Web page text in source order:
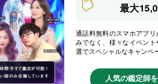
最大
通話料無料のスマホアプ
みでなく、様々なイベン
選でスペシャルなキャンペ
人気の鑑定師